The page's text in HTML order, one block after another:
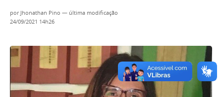
por Jhonathan Pino — última modificação
24/09/2021 14h26